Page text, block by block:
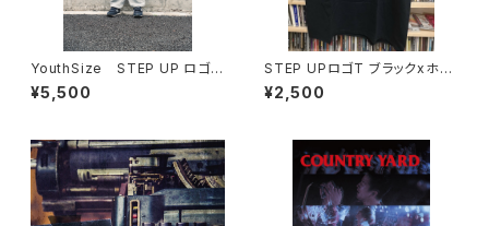
YouthSize STEP UP ロゴ
プルパーカー ブラックｘホワイト
¥5,500
STEP UPロゴT ブラックxホワ
イト
¥2,500